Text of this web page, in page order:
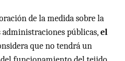
de la medida sobre la
administraciones públicas,el
que no tendrá un